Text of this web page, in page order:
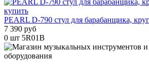
PEARL D-790 стул для барабанщика,
7 390 руб
0 шт 5R01B